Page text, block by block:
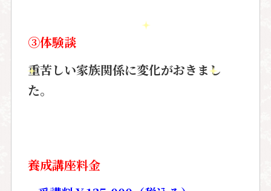
③体験談
重苦しい家族関係に変化がおきまし
た。
養成講座料金